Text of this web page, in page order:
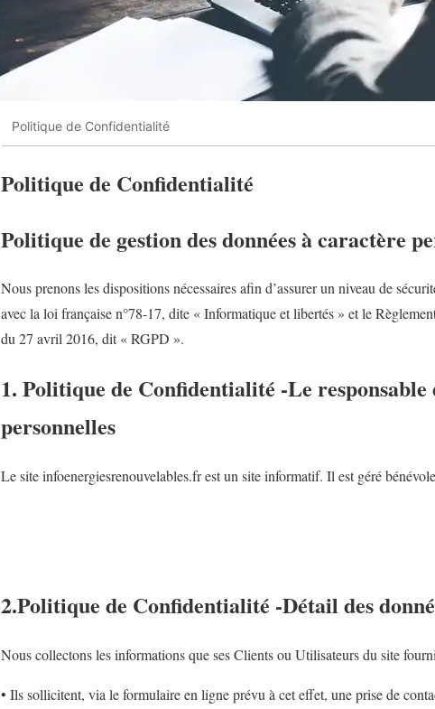
Politique de Confidentialité
Politique de Confidentialité
Politique de gestion des données à caractère
Nous prenons les dispositions nécessaires afin d’assurer un niveau de
avec la loi française n°78-17, dite « Informatique et libertés » et le
du 27 avril 2016, dit « RGPD ».
1. Politique de Confidentialité -Le
personnelles
Le site infoenergiesrenouvelables.fr est un site informatif. Il est géré
2.Politique de Confidentialité -Détail des
Nous collectons les informations que ses Clients ou Utilisateurs du site
• Ils sollicitent, via le formulaire en ligne prévu à cet effet, une prise de